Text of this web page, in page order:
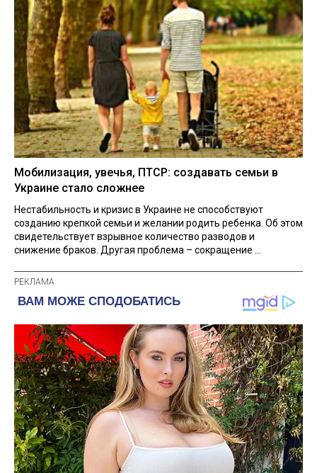
Мобилизация, увечья, ПТСР: создавать семьи в
Украине стало сложнее
Нестабильность и кризис в Украине не способствуют
созданию крепкой семьи и желании родить ребенка. Об этом
свидетельствует взрывное количество разводов и
снижение браков. Другая проблема – сокращение ...